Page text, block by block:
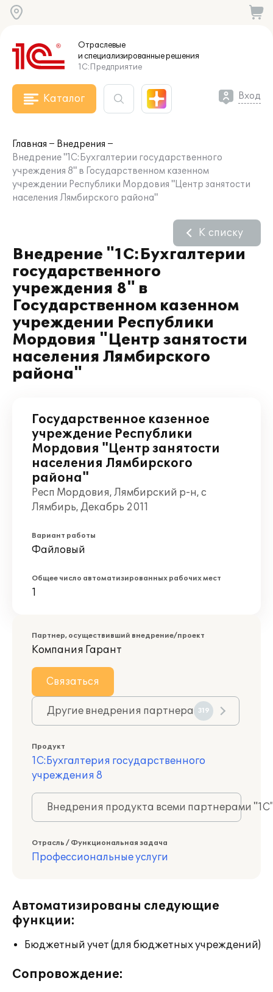
Отраслевые
и специализированныерешения
1С:Предприятие
Каталог Вход
Главная
Внедрения
Внедрение "1С:Бухгалтерии государственного
учреждения 8" в Государственном казенном
учреждении Республики Мордовия "Центр занятости
населения Лямбирского района"
Внедрение "1С:Бухгалтерии
государственного
учреждения 8" в
Государственном казенном
учреждении Республики
Мордовия "Центр занятости
населения Лямбирского
района"
К списку
Государственное казенное
учреждение Республики
Мордовия "Центр занятости
населения Лямбирского
района"
Респ Мордовия, Лямбирский р-н, с
Лямбирь, Декабрь 2011
Вариант работы
Файловый
Общее число автоматизированных рабочих мест
1
Партнер, осуществивший внедрение/проект
Компания Гарант
Связаться
Другие внедрения партнера 319
Продукт
1С:Бухгалтерия государственного
учреждения 8
Внедрения продукта всеми партнерами
Отрасль / Функциональная задача
Профессиональные услуги
Автоматизированы следующие
функции:
Бюджетный учет (для бюджетных учреждений)
Сопровождение: